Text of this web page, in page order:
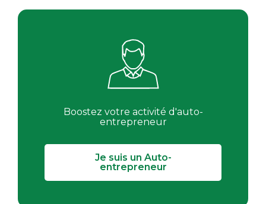
Boostez votre activité d'auto-
entrepreneur
Je suis un Auto-
entrepreneur